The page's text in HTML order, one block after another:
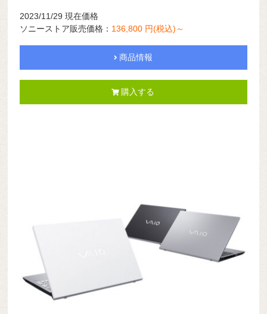
2023/11/29 現在価格
ソニーストア販売価格： 136,800 円(税込)～
商品情報
購入する